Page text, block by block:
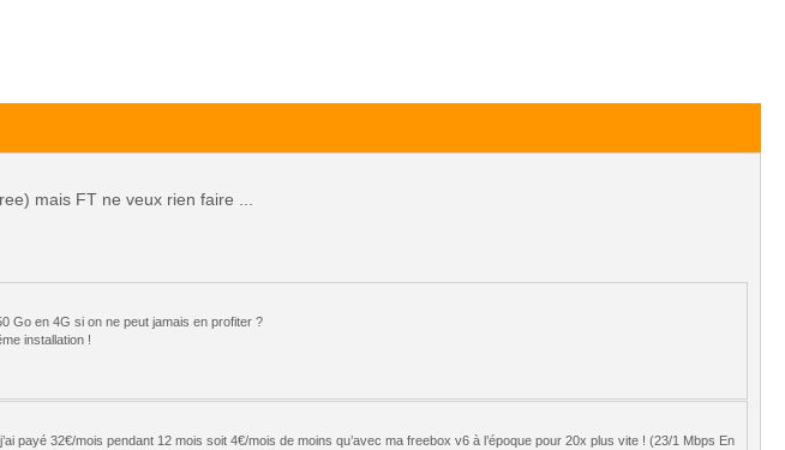
mais FT ne veux rien faire ...
Go en 4G si on ne peut jamais en profiter ?
installation !
payé 32€/mois pendant 12 mois soit 4€/mois de moins qu’avec ma freebox v6 à l’époque pour 20x plus vite ! (23/1 Mbps En